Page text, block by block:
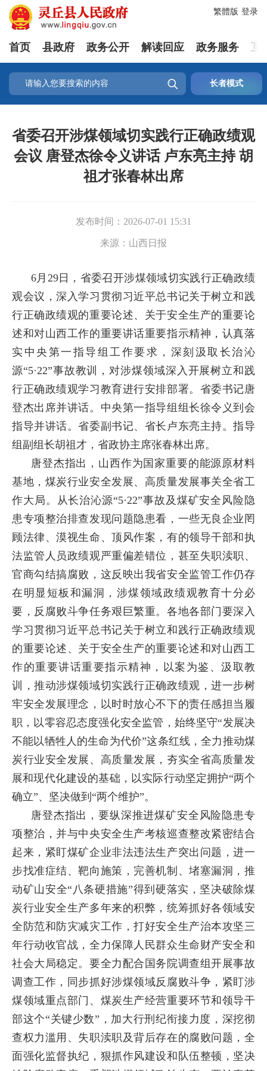
登录
繁體版
首页 县政府 政务公开 解读回应 政务服务 互
 长者模式
省委召开涉煤领域切实践行正确政绩观
会议 唐登杰徐令义讲话 卢东亮主持 胡
祖才张春林出席
发布时间： 2026-07-01 15:31
来源： 山西日报
6月29日，省委召开涉煤领域切实践行正确政绩
观会议，深入学习贯彻习近平总书记关于树立和践
行正确政绩观的重要论述、关于安全生产的重要论
述和对山西工作的重要讲话重要指示精神，认真落
实中央第一指导组工作要求，深刻汲取长治沁
源“5·22”事故教训，对涉煤领域深入开展树立和践
行正确政绩观学习教育进行安排部署。省委书记唐
登杰出席并讲话。中央第一指导组组长徐令义到会
指导并讲话。省委副书记、省长卢东亮主持。指导
组副组长胡祖才，省政协主席张春林出席。
唐登杰指出，山西作为国家重要的能源原材料
基地，煤炭行业安全发展、高质量发展事关全省工
作大局。从长治沁源“5·22”事故及煤矿安全风险隐
患专项整治排查发现问题隐患看，一些无良企业罔
顾法律、漠视生命、顶风作案，有的领导干部和执
法监管人员政绩观严重偏差错位，甚至失职渎职、
官商勾结搞腐败，这反映出我省安全监管工作仍存
在明显短板和漏洞，涉煤领域政绩观教育十分必
要，反腐败斗争任务艰巨繁重。各地各部门要深入
学习贯彻习近平总书记关于树立和践行正确政绩观
的重要论述、关于安全生产的重要论述和对山西工
作的重要讲话重要指示精神，以案为鉴、汲取教
训，推动涉煤领域切实践行正确政绩观，进一步树
牢安全发展理念，以时时放心不下的责任感担当履
职，以零容忍态度强化安全监管，始终坚守“发展决
不能以牺牲人的生命为代价”这条红线，全力推动煤
炭行业安全发展、高质量发展，夯实全省高质量发
展和现代化建设的基础，以实际行动坚定拥护“两个
确立”、坚决做到“两个维护”。
唐登杰指出，要纵深推进煤矿安全风险隐患专
项整治，并与中央安全生产考核巡查整改紧密结合
起来，紧盯煤矿企业非法违法生产突出问题，进一
步找准症结、靶向施策，完善机制、堵塞漏洞，推
动矿山安全“八条硬措施”得到硬落实，坚决破除煤
炭行业安全生产多年来的积弊，统筹抓好各领域安
全防范和防灾减灾工作，打好安全生产治本攻坚三
年行动收官战，全力保障人民群众生命财产安全和
社会大局稳定。要全力配合国务院调查组开展事故
调查工作，同步抓好涉煤领域反腐败斗争，紧盯涉
煤领域重点部门、煤炭生产经营重要环节和领导干
部这个“关键少数”，加大行刑纪衔接力度，深挖彻
查权力滥用、失职渎职及背后存在的腐败问题，全
面强化监督执纪，狠抓作风建设和队伍整顿，坚决